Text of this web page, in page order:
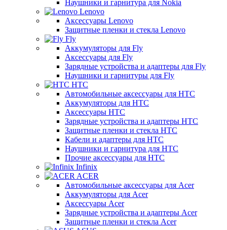
Наушники и гарнитура для Nokia
Lenovo
Аксессуары Lenovo
Защитные пленки и стекла Lenovo
Fly
Аккумуляторы для Fly
Аксессуары для Fly
Зарядные устройства и адаптеры для Fly
Наушники и гарнитуры для Fly
HTC
Автомобильные аксессуары для HTC
Аккумуляторы для HTC
Аксессуары HTC
Зарядные устройства и адаптеры HTC
Защитные пленки и стекла HTC
Кабели и адаптеры для HTC
Наушники и гарнитура для HTC
Прочие аксессуары для HTC
Infinix
ACER
Автомобильные аксессуары для Acer
Аккумуляторы для Acer
Аксессуары Acer
Зарядные устройства и адаптеры Acer
Защитные пленки и стекла Acer